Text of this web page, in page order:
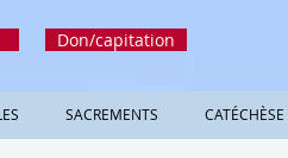
Don/capitation
SACREMENTS CATÉCHÈSE